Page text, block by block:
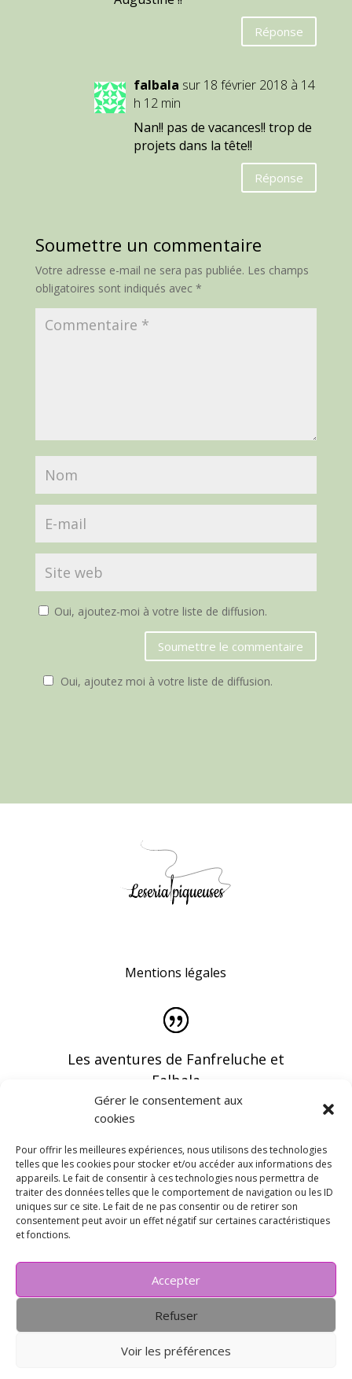
Gérer le consentement aux
cookies
Pour offrir les meilleures expériences, nous utilisons des technologies
telles que les cookies pour stocker et/ou accéder aux informations des
appareils. Le fait de consentir à ces technologies nous permettra de
traiter des données telles que le comportement de navigation ou les ID
uniques sur ce site. Le fait de ne pas consentir ou de retirer son
consentement peut avoir un effet négatif sur certaines caractéristiques
et fonctions.
Accepter
Refuser
Voir les préférences
Réponse
falbala sur 18 février 2018 à 14
h 12 min
Nan!! pas de vacances!! trop de
projets dans la tête!!
Réponse
Soumettre un commentaire
Votre adresse e-mail ne sera pas publiée. Les champs
obligatoires sont indiqués avec *
Oui, ajoutez-moi à votre liste de diffusion.
Soumettre le commentaire
Oui, ajoutez moi à votre liste de diffusion.
Mentions légales
Les aventures de Fanfreluche et
Falbala
Vous pouvez recevoir les dernières infos en
vous abonnant à notre newsletter